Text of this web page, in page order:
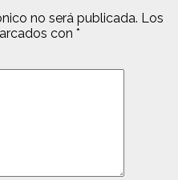
no será publicada. Los
con *